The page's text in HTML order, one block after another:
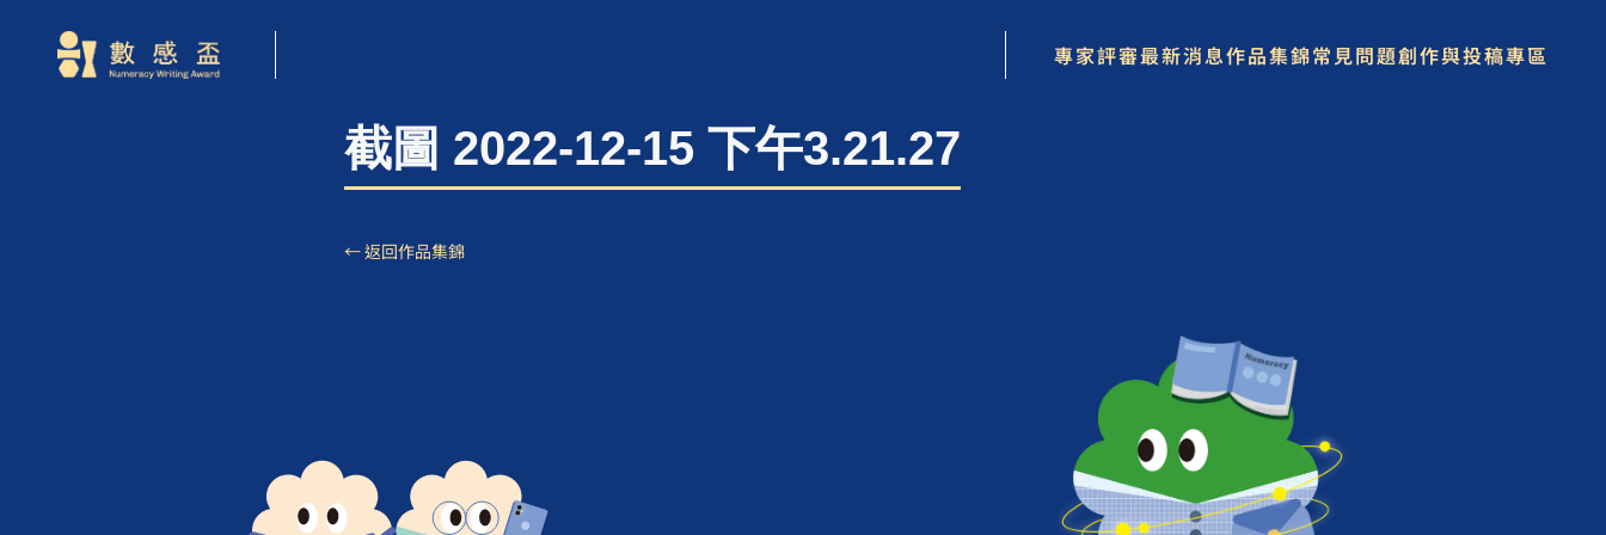
專家評審最新消息作品集錦常見問題創作與投稿專區
截圖 2022-12-15 下午3.21.27
← 返回作品集錦